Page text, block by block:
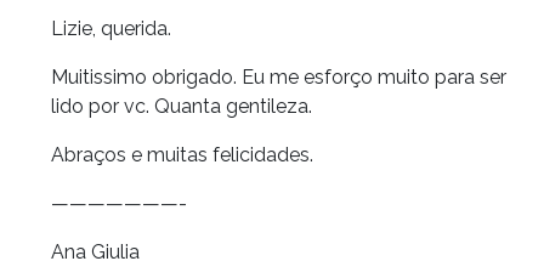
Lizie, querida.
Muitissimo obrigado. Eu me esforço muito para ser
lido por vc. Quanta gentileza.
Abraços e muitas felicidades.
———————-
Ana Giulia